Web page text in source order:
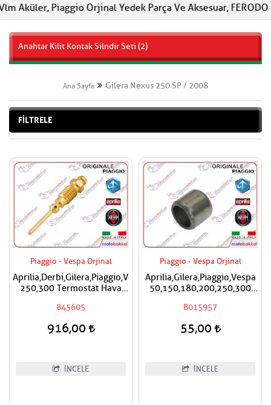
Piaggio Orjinal Yedek Parça Ve Aksesuar, FERODO Fren
Anahtar Kilit Kontak Silndir Seti (2)
Ana Sayfa Gilera Nexus 250 SP / 2008
FİLTRELE
Piaggio - Vespa Orjinal
Aprilia,Derbi,Gilera,Piaggio,Vespa
250,300 Termostat Hava
845605
916,00
İNCELE
Piaggio - Vespa Orjinal
Aprilia,Gilera,Piaggio,Vespa
50,150,180,200,250,300
Fiyatıdır
B015957
55,00
İNCELE